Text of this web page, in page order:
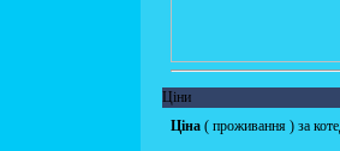
Ціни
Ціна( проживання ) за